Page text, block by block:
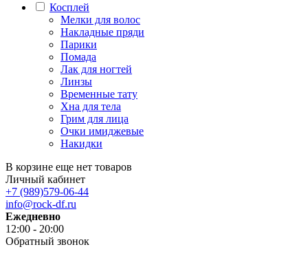
Косплей
Мелки для волос
Накладные пряди
Парики
Помада
Лак для ногтей
Линзы
Временные тату
Хна для тела
Грим для лица
Очки имиджевые
Накидки
В корзине еще нет товаров
Личный кабинет
+7 (989)579-06-44
info@rock-df.ru
Ежедневно
12:00 - 20:00
Обратный звонок